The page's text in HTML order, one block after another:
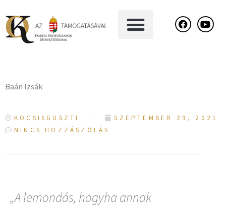
to
content
a
c
e
o
u
t
Baán Izsák
KOCSISGUSZTI
SZEPTEMBER 29, 2021
NINCS HOZZÁSZÓLÁS
„A lemondás, hogyha annak